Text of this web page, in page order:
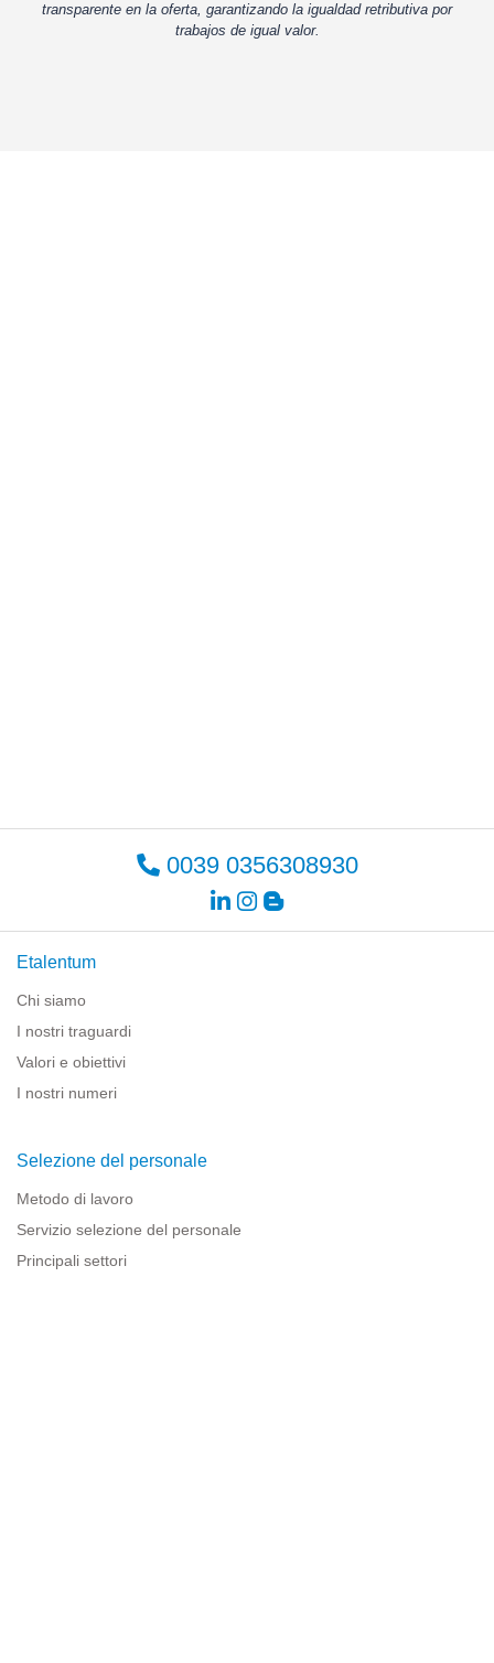
transparente en la oferta, garantizando la igualdad retributiva por
trabajos de igual valor.
0039 0356308930
Etalentum
Chi siamo
I nostri traguardi
Valori e obiettivi
I nostri numeri
Selezione del personale
Metodo di lavoro
Servizio selezione del personale
Principali settori